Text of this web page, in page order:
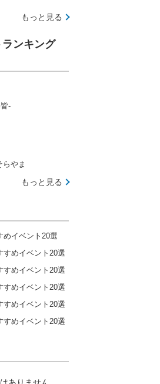
もっと見る
ンキング
-
やま
もっと見る
めイベント20選
すめイベント20選
すめイベント20選
すめイベント20選
すめイベント20選
すめイベント20選